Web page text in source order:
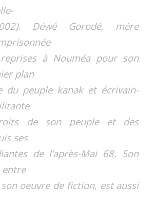
Déwé Gorodé, mère
à Nouméa pour son
plan
du peuple kanak et écrivain-
de son peuple et des
ses
de l’après-Mai 68. Son
oeuvre de fiction, est aussi